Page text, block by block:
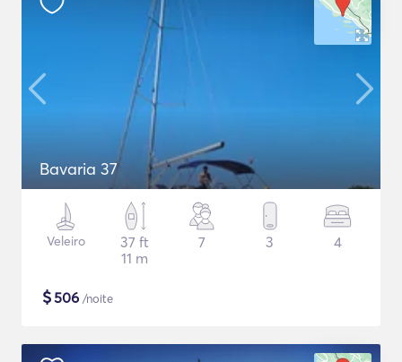
Bavaria 37
Veleiro
37 ft
11 m
7 3 4
$506 /noite